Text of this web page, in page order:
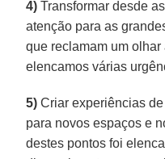
4) Transformar desde
atenção para as
que reclamam um
elencamos várias
5) Criar experiências
para novos espaços e
destes pontos foi